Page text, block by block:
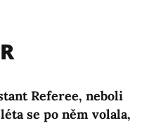
Referee, neboli
se po něm volala,